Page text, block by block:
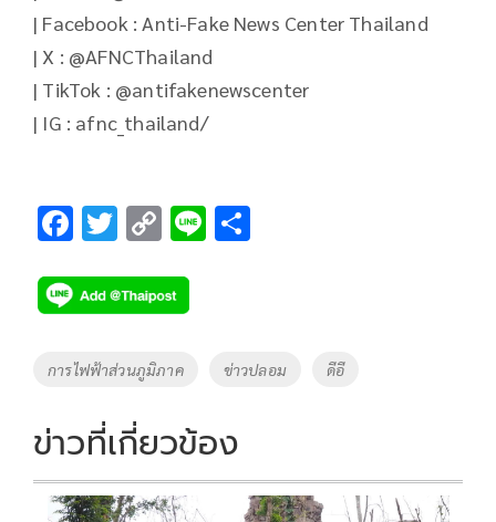
| Facebook : Anti-Fake News Center Thailand
| X : @AFNCThailand
| TikTok : @antifakenewscenter
| IG : afnc_thailand/
F
e
b
o
k
T
tt
er
C
p
y
Li
k
Li
Tags
การไฟฟ้าส่วนภูมิภาค ข่าวปลอม ดีอี
ข่าวที่เกี่ยวข้อง